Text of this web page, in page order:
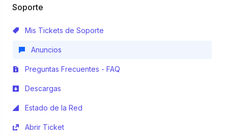
Soporte
Mis Tickets de Soporte
Anuncios
Preguntas Frecuentes - FAQ
Descargas
Estado de la Red
Abrir Ticket